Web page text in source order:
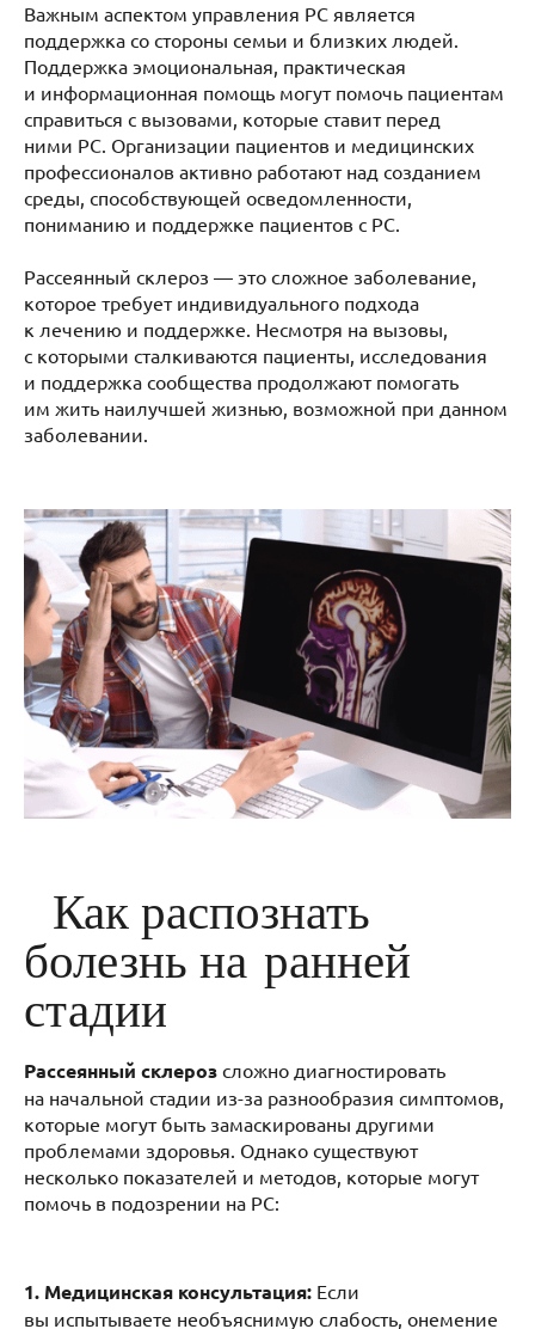
Важным аспектом управления РС является
поддержка со стороны семьи и близких людей.
Поддержка эмоциональная, практическая
и информационная помощь могут помочь пациентам
справиться с вызовами, которые ставит перед
ними РС. Организации пациентов и медицинских
профессионалов активно работают над созданием
среды, способствующей осведомленности,
пониманию и поддержке пациентов с РС.
Рассеянный склероз — это сложное заболевание,
которое требует индивидуального подхода
к лечению и поддержке. Несмотря на вызовы,
с которыми сталкиваются пациенты, исследования
и поддержка сообщества продолжают помогать
им жить наилучшей жизнью, возможной при данном
заболевании.
Как распознать
болезнь на ранней
стадии
Рассеянный склероз сложно диагностировать
на начальной стадии из-за разнообразия симптомов,
которые могут быть замаскированы другими
проблемами здоровья. Однако существуют
несколько показателей и методов, которые могут
помочь в подозрении на РС:
1. Медицинская консультация: Если
вы испытываете необъяснимую слабость, онемение